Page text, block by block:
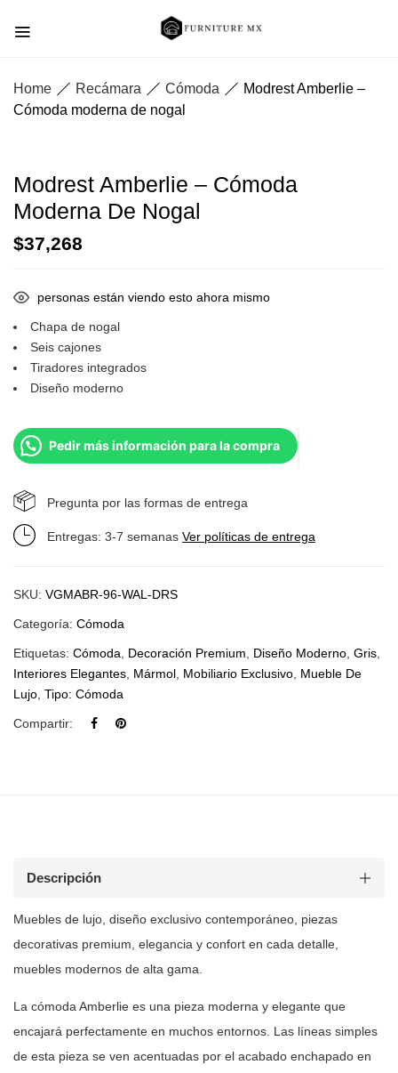
Home Recámara Cómoda
Modrest Amberlie –
Cómoda moderna de nogal
Modrest Amberlie – Cómoda
Moderna De Nogal
$37,268
personas están viendo esto ahora mismo
Chapa de nogal
Seis cajones
Tiradores integrados
Diseño moderno
Pedir más información para la compra
Pregunta por las formas de entrega
Entregas: 3-7 semanas Ver políticas de entrega
SKU: VGMABR-96-WAL-DRS
Categoría: Cómoda
Etiquetas: Cómoda Decoración Premium Diseño Moderno Gris
Interiores Elegantes Mármol Mobiliario Exclusivo Mueble De
Lujo Tipo: Cómoda
Compartir:
Descripción
Muebles de lujo, diseño exclusivo contemporáneo, piezas
decorativas premium, elegancia y confort en cada detalle,
muebles modernos de alta gama.
La cómoda Amberlie es una pieza moderna y elegante que
encajará perfectamente en muchos entornos. Las líneas simples
de esta pieza se ven acentuadas por el acabado enchapado en